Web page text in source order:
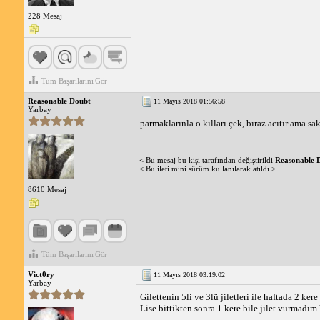
Sakalınızın çıkmadığı konusunda endişeleriniz
228 Mesaj
Tüm Başarılarını Gör
Reasonable Doubt
Yarbay
8610 Mesaj
Tüm Başarılarını Gör
11 Mayıs 2018 01:56:58
parmaklarınla o kılları çek, bıraz acıtır ama
< Bu mesaj bu kişi tarafından değiştirildi Reasonable
< Bu ileti mini sürüm kullanılarak atıldı >
Vict0ry
Yarbay
11 Mayıs 2018 03:19:02
Gilettenin 5li ve 3lü jiletleri ile haftada 2 kere
Lise bittikten sonra 1 kere bile jilet